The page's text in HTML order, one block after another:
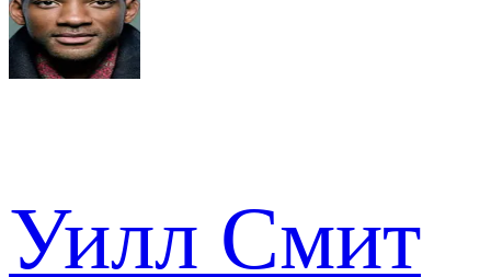
Уилл Смит